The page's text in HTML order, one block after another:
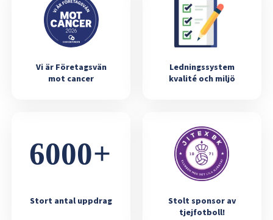
Vi är Företagsvän
mot cancer
Ledningssystem
kvalité och miljö
Stort antal uppdrag
Stolt sponsor av
tjejfotboll!